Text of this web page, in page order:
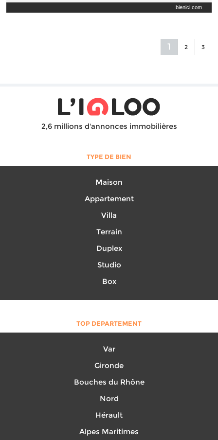
bienici.com
1 2 3
2,6 millions d'annonces immobilières
TYPE DE BIEN
Maison
Appartement
Villa
Terrain
Duplex
Studio
Box
TOP DEPARTEMENT
Var
Gironde
Bouches du Rhône
Nord
Hérault
Alpes Maritimes